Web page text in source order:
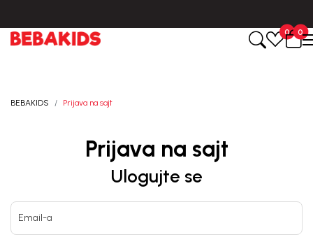
0
0
BEBAKIDS Prijava na sajt
Prijava na sajt
Ulogujte se
Email-a